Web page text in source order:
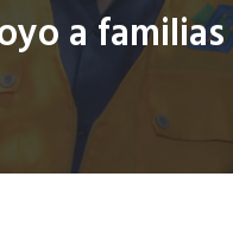
a familias